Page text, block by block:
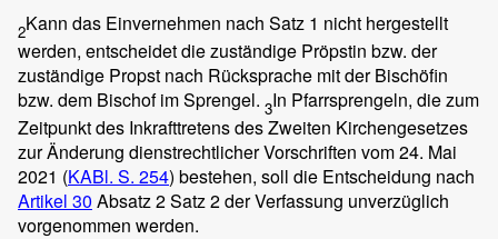
2Kann das Einvernehmen nach Satz 1 nicht hergestellt
werden, entscheidet die zuständige Pröpstin bzw. der
zuständige Propst nach Rücksprache mit der Bischöfin
bzw. dem Bischof im Sprengel. 3In Pfarrsprengeln, die zum
Zeitpunkt des Inkrafttretens des Zweiten Kirchengesetzes
zur Änderung dienstrechtlicher Vorschriften vom 24. Mai
2021 (KABl. S. 254) bestehen, soll die Entscheidung nach
Artikel 30 Absatz 2 Satz 2 der Verfassung unverzüglich
vorgenommen werden.